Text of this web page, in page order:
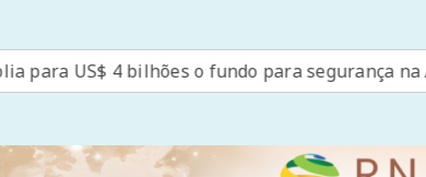
o fundo para segurança na América Latina